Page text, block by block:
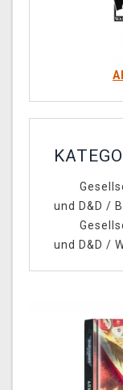
und D&D /
und D&D /